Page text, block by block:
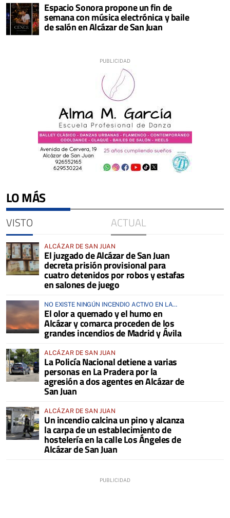
Espacio Sonora propone un fin de
semana con música electrónica y baile
de salón en Alcázar de San Juan
LO MÁS
VISTO ACTUAL
ALCÁZAR DE SAN JUAN
El juzgado de Alcázar de San Juan
decreta prisión provisional para
cuatro detenidos por robos y estafas
en salones de juego
NO EXISTE NINGÚN INCENDIO ACTIVO EN LA
COMARCA
El olor a quemado y el humo en
Alcázar y comarca proceden de los
grandes incendios de Madrid y Ávila
ALCÁZAR DE SAN JUAN
La Policía Nacional detiene a varias
personas en La Pradera por la
agresión a dos agentes en Alcázar de
San Juan
ALCÁZAR DE SAN JUAN
Un incendio calcina un pino y alcanza
la carpa de un establecimiento de
hostelería en la calle Los Ángeles de
Alcázar de San Juan